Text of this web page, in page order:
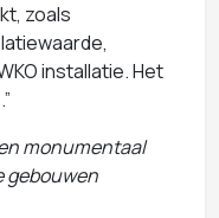
zoals
installatie. Het
monumentaal
gebouwen